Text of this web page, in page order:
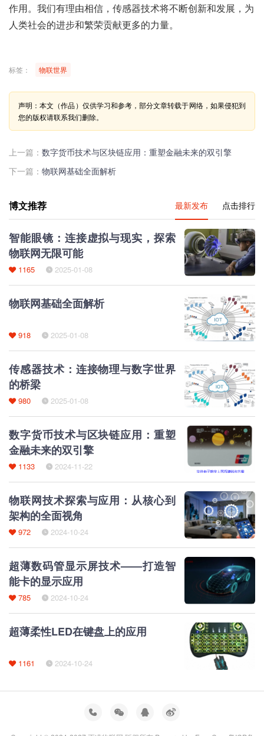
作用。我们有理由相信，传感器技术将不断创新和发展，为
人类社会的进步和繁荣贡献更多的力量。
标签： 物联世界
声明：本文（作品）仅供学习和参考，部分文章转载于网络，如果侵犯到
您的版权请联系我们删除。
上一篇： 数字货币技术与区块链应用：重塑金融未来的双引擎
下一篇： 物联网基础全面解析
博文推荐 最新发布 点击排行
智能眼镜：连接虚拟与现实，探索
物联网无限可能
1165 2025-01-08
物联网基础全面解析
918 2025-01-08
传感器技术：连接物理与数字世界
的桥梁
980 2025-01-08
数字货币技术与区块链应用：重塑
金融未来的双引擎
1133 2024-11-22
物联网技术探索与应用：从核心到
架构的全面视角
972 2024-10-24
超薄数码管显示屏技术——打造智
能卡的显示应用
785 2024-10-24
超薄柔性LED在键盘上的应用
1161 2024-10-24